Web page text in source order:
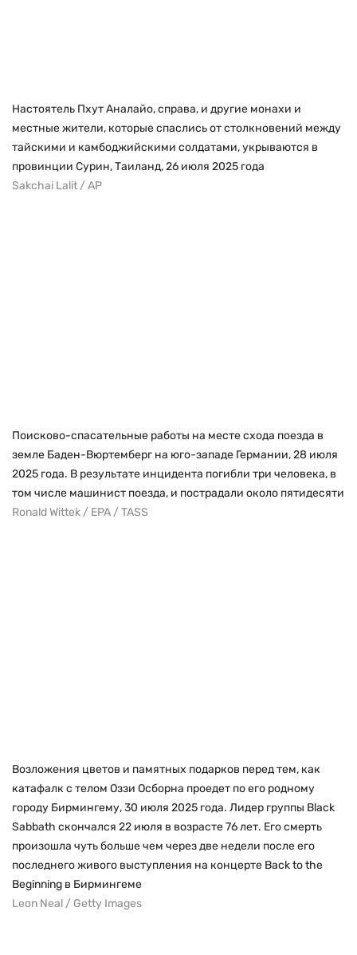
Настоятель Пхут Аналайо, справа, и другие монахи и
местные жители, которые спаслись от столкновений между
тайскими и камбоджийскими солдатами, укрываются в
провинции Сурин, Таиланд, 26 июля 2025 года
Sakchai Lalit / AP
Поисково-спасательные работы на месте схода поезда в
земле Баден-Вюртемберг на юго-западе Германии, 28 июля
2025 года. В результате инцидента погибли три человека, в
том числе машинист поезда, и пострадали около пятидесяти
Ronald Wittek / EPA / TASS
Возложения цветов и памятных подарков перед тем, как
катафалк с телом Оззи Осборна проедет по его родному
городу Бирмингему, 30 июля 2025 года. Лидер группы Black
Sabbath скончался 22 июля в возрасте 76 лет. Его смерть
произошла чуть больше чем через две недели после его
последнего живого выступления на концерте Back to the
Beginning в Бирмингеме
Leon Neal / Getty Images